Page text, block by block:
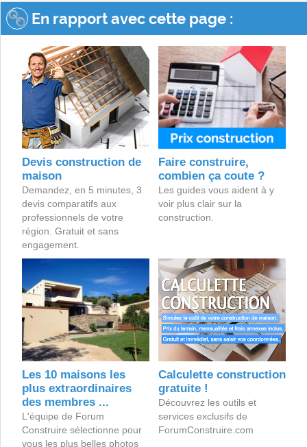
En rapport avec cette page :
Devis construction de
maison
Demandez, en 5 minutes, 3
devis comparatifs aux
professionnels de votre
région. Gratuit et sans
engagement.
Faire construire,
combien ça coute ?
Les guides vous aident à y
voir plus clair sur la
construction.
Les 10 maisons les
plus extraordinaires
des membres ...
L'équipe de Forum
Construire sélectionne pour
vous les plus belles photos
Calculette construction
gratuite !
Découvrez les outils et
services exclusifs de
ForumConstruire.com